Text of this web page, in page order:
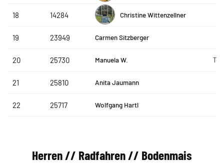
18 14284 Christine Wittenzellner
19 23949 Carmen Sitzberger
20 25730 Manuela W.
21 25810 Anita Jaumann
22 25717 Wolfgang Hartl
Herren // Radfahren // Bodenmais